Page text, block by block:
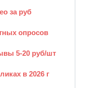
за руб
опросов
5-20 руб/шт
в 2026 г